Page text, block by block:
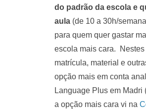
do padrão da escola e
aula (de 10 a 30h/
para quem quer gastar
escola mais cara.
matrícula, material e
opção mais em conta
Language Plus em
a opção mais cara vi na